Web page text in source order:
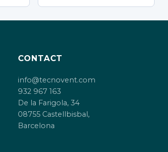
CONTACT
info@tecnovent.com
932 967 163
De la Farigola, 34
08755 Castellbisbal,
Barcelona